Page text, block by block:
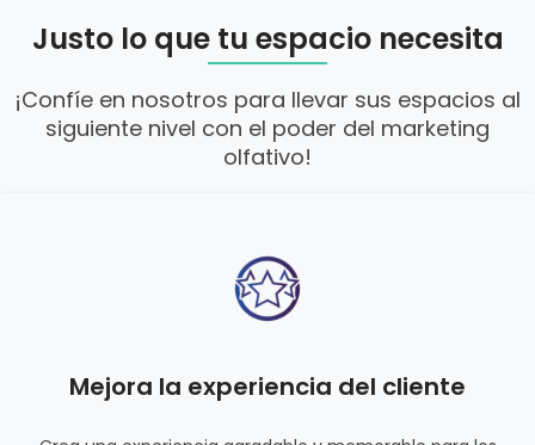
Justo lo que tu espacio necesita
¡Confíe en nosotros para llevar sus espacios al
siguiente nivel con el poder del marketing
olfativo!
Mejora la experiencia del cliente